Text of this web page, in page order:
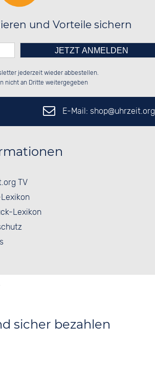
und Vorteile sichern
Bitte tragen Sie die Zahl in
das nebenstehende Feld ein.
jederzeit wieder abbestellen.
nicht an Dritte weitergegeben
E-Mail: shop@uhrzeit.org
TV
Lexikon
sicher bezahlen